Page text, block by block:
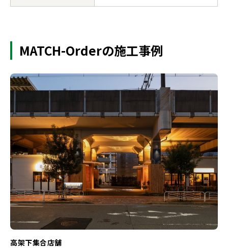
MATCH-Orderの施工事例
高架下集合店舗